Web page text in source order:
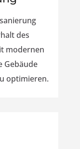
des
modernen
Gebäude
optimieren.